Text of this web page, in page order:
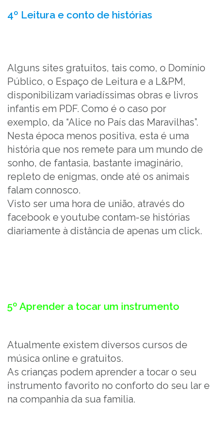
4º Leitura e conto de histórias
Alguns sites gratuitos, tais como, o Domínio
Público, o Espaço de Leitura e a L&PM,
disponibilizam variadíssimas obras e livros
infantis em PDF. Como é o caso por
exemplo, da “Alice no País das Maravilhas”.
Nesta época menos positiva, esta é uma
história que nos remete para um mundo de
sonho, de fantasia, bastante imaginário,
repleto de enigmas, onde até os animais
falam connosco.
Visto ser uma hora de união, através do
facebook e youtube contam-se histórias
diariamente à distância de apenas um click.
5º Aprender a tocar um instrumento
Atualmente existem diversos cursos de
música online e gratuitos.
As crianças podem aprender a tocar o seu
instrumento favorito no conforto do seu lar e
na companhia da sua familia.